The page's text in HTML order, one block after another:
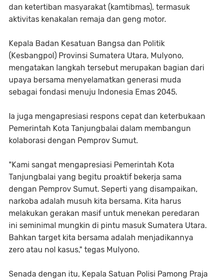
dan ketertiban masyarakat (kamtibmas), termasuk
aktivitas kenakalan remaja dan geng motor.
Kepala Badan Kesatuan Bangsa dan Politik
(Kesbangpol) Provinsi Sumatera Utara, Mulyono,
mengatakan langkah tersebut merupakan bagian dari
upaya bersama menyelamatkan generasi muda
sebagai fondasi menuju Indonesia Emas 2045.
Ia juga mengapresiasi respons cepat dan keterbukaan
Pemerintah Kota Tanjungbalai dalam membangun
kolaborasi dengan Pemprov Sumut.
"Kami sangat mengapresiasi Pemerintah Kota
Tanjungbalai yang begitu proaktif bekerja sama
dengan Pemprov Sumut. Seperti yang disampaikan,
narkoba adalah musuh kita bersama. Kita harus
melakukan gerakan masif untuk menekan peredaran
ini seminimal mungkin di pintu masuk Sumatera Utara.
Bahkan target kita bersama adalah menjadikannya
zero atau nol kasus," tegas Mulyono.
Senada dengan itu, Kepala Satuan Polisi Pamong Praja